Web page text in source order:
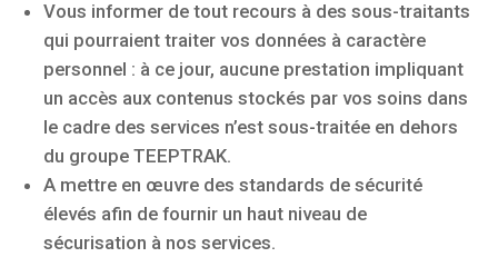
Vous informer de tout recours à des sous-traitants
qui pourraient traiter vos données à caractère
personnel : à ce jour, aucune prestation impliquant
un accès aux contenus stockés par vos soins dans
le cadre des services n’est sous-traitée en dehors
du groupe TEEPTRAK.
A mettre en œuvre des standards de sécurité
élevés afin de fournir un haut niveau de
sécurisation à nos services.